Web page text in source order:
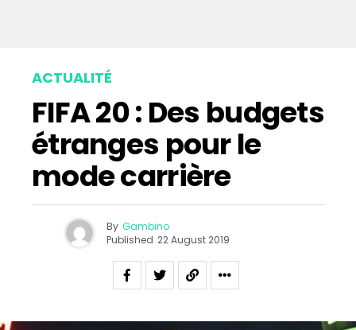
ACTUALITÉ
FIFA 20 : Des budgets
étranges pour le
mode carrière
By Gambino
Published 22 August 2019